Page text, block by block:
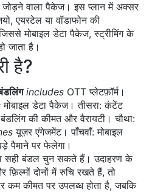
वाला पैकेज। इस प्लान में अक्सर
एयरटेल या वॉडाफोन की
जिससेमोबाइल डेटा पैकेज,स्ट्रीमिंग के
जाता है।
है?
includes OTT प्लेटफ़ॉर्म।
मोबाइल डेटा पैकेज। तीसरा:कंटेंट
की कीमत और वैरायटी। चौथा:
यूज़र एंगेजमेंट। पाँचवाँ:मोबाइल
पैमाने पर फेलेगा।
बंडल चुन सकते हैं। उदाहरण के
फ़िल्मों दोनों में रुचि रखते हैं, तो
कम कीमत पर उपलब्ध होता है, जबकि